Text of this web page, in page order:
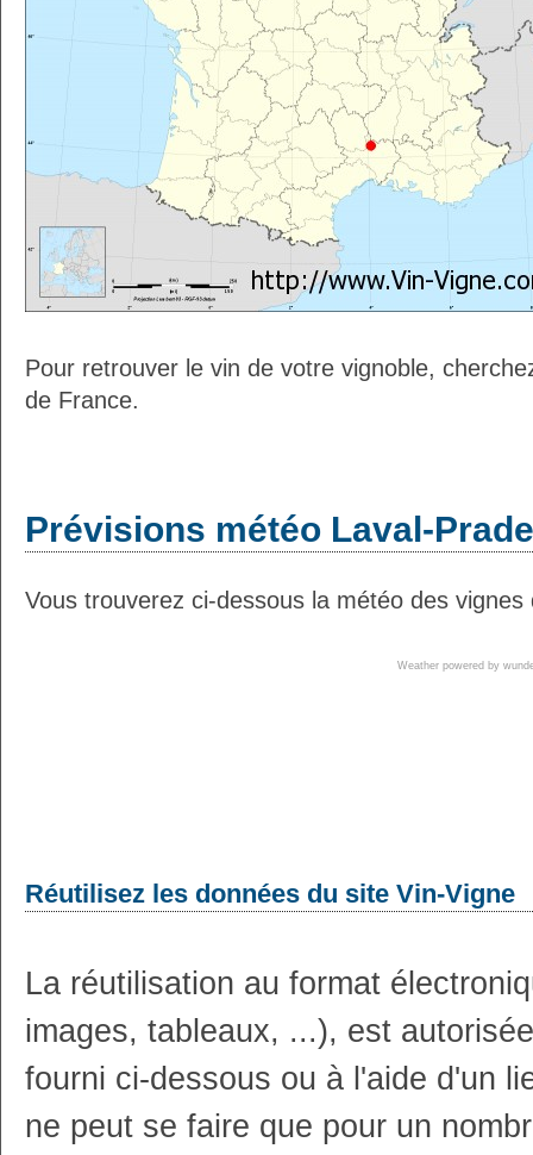
Pour retrouver le vin de votre vignoble,
de France.
Prévisions météo Laval-
Vous trouverez ci-dessous la météo des
Weather powered by
Réutilisez les données du site Vin-Vigne
La réutilisation au format
images, tableaux, ...), est
fourni ci-dessous ou à l'aide d'un
ne peut se faire que pour un